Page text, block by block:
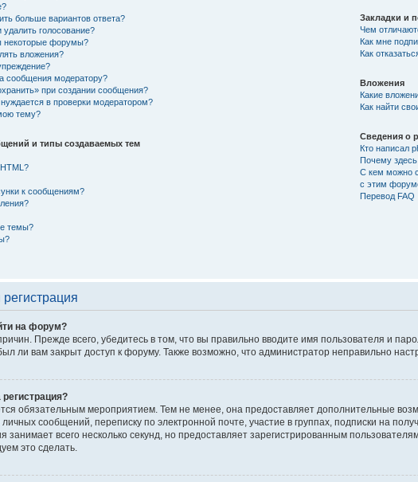
больше вариантов ответа?
удалить голосование?
некоторые форумы?
вложения?
сообщения модератору?
при создании сообщения?
в проверки модератором?
тему?
и типы создаваемых тем
к сообщениям?
темы?
Закладки и
Чем
Как мне
Как
Вложения
Какие
Как найти
Сведения о
Кто написал
Почему здесь
С кем можно
с этим
Перевод FAQ
на форум?
Прежде всего, убедитесь в том, что вы правильно вводите имя пользователя и
ли вам закрыт доступ к форуму. Также возможно, что администратор неправильно
обязательным мероприятием. Тем не менее, она предоставляет дополнительные
личных сообщений, переписку по электронной почте, участие в группах, подписки на
занимает всего несколько секунд, но предоставляет зарегистрированным
это сделать.